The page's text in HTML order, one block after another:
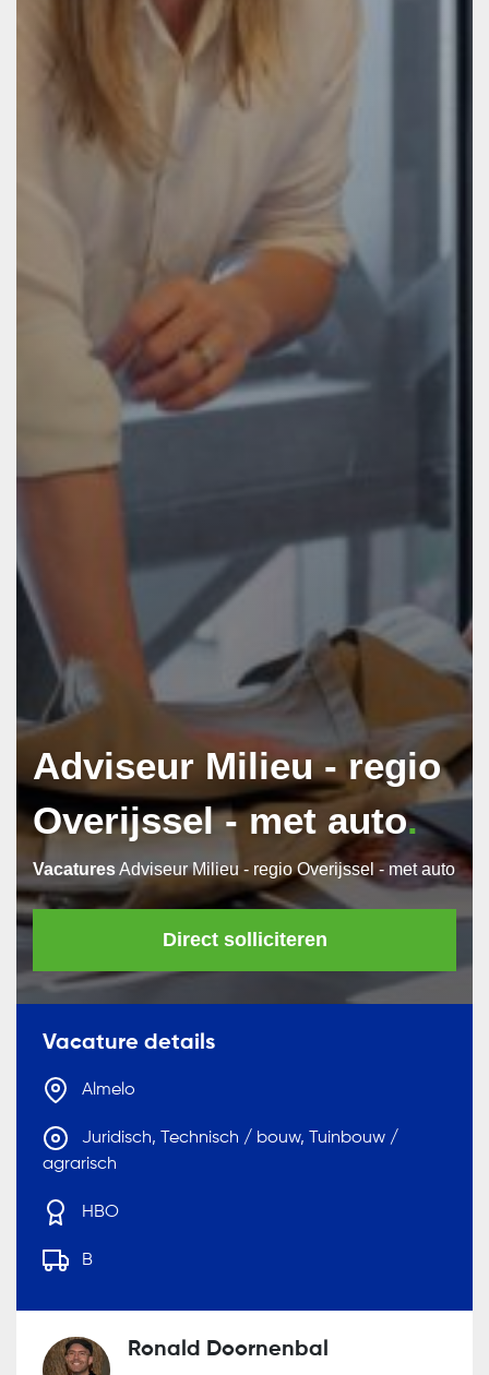
Adviseur Milieu - regio
Overijssel - met auto
VacaturesAdviseur Milieu - regio Overijssel - met auto
Direct solliciteren
Vacature details
Almelo
Juridisch, Technisch / bouw, Tuinbouw /
agrarisch
HBO
B
Ronald Doornenbal
Wij gaan zorgvuldig om met uw
persoonsgegevens. Ik ga akkoord met de
privacyverklaring